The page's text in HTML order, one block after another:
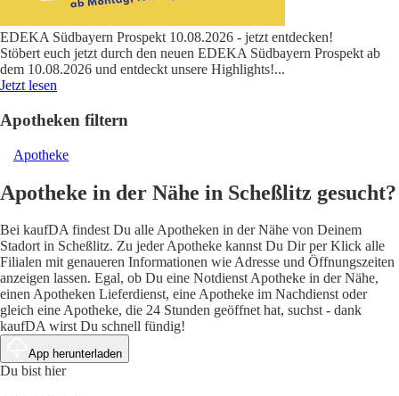
EDEKA Südbayern Prospekt 10.08.2026 - jetzt entdecken!
Stöbert euch jetzt durch den neuen EDEKA Südbayern Prospekt ab
dem 10.08.2026 und entdeckt unsere Highlights!...
Jetzt lesen
Apotheken filtern
Apotheke
Apotheke in der Nähe in Scheßlitz gesucht?
Bei kaufDA findest Du alle Apotheken in der Nähe von Deinem
Stadort in Scheßlitz. Zu jeder Apotheke kannst Du Dir per Klick alle
Filialen mit genaueren Informationen wie Adresse und Öffnungszeiten
anzeigen lassen. Egal, ob Du eine Notdienst Apotheke in der Nähe,
einen Apotheken Lieferdienst, eine Apotheke im Nachdienst oder
gleich eine Apotheke, die 24 Stunden geöffnet hat, suchst - dank
kaufDA wirst Du schnell fündig!
App herunterladen
Du bist hier